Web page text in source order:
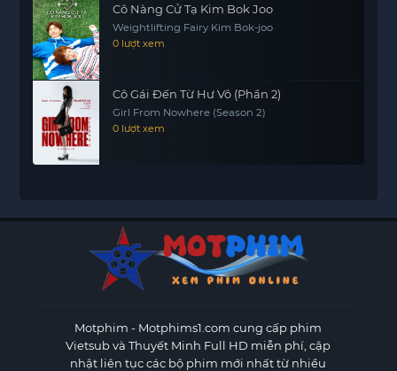
Cô Nàng Cử Tạ Kim Bok Joo
Weightlifting Fairy Kim Bok-joo
0 lượt xem
Cô Gái Đến Từ Hư Vô (Phần 2)
Girl From Nowhere (Season 2)
0 lượt xem
Motphim - Motphims1.com cung cấp phim
Vietsub và Thuyết Minh Full HD miễn phí, cập
nhật liên tục các bộ phim mới nhất từ nhiều